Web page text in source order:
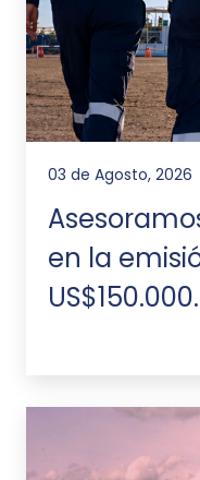
03 de Agosto, 2026
en la